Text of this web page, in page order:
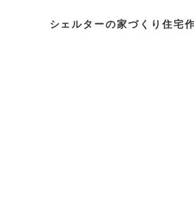
シェルターの家づくり住宅